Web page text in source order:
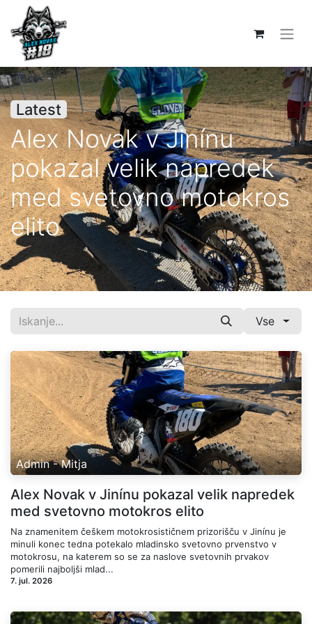
Latest
Alex Novak v Jinínu
pokazal velik napredek
med svetovno motokros
elito
Vse
Admin - Mitja
Alex Novak v Jinínu pokazal velik napredek
med svetovno motokros elito
Na znamenitem češkem motokrosističnem prizorišču v Jinínu je
minuli konec tedna potekalo mladinsko svetovno prvenstvo v
motokrosu, na katerem so se za naslove svetovnih prvakov
pomerili najboljši mlad...
7. jul. 2026